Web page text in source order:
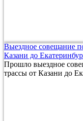
Выездное совещание
Казани до
Прошло выездное
трассы от Казани до